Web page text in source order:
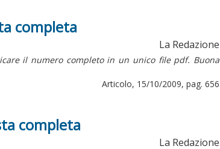
completa
La Redazione
il numero completo in un unico file pdf. Buona
Articolo, 15/10/2009, pag. 656
completa
La Redazione